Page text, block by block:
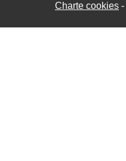
Charte cookies